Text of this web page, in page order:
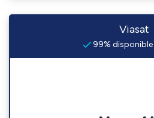
Viasat
99% disponible